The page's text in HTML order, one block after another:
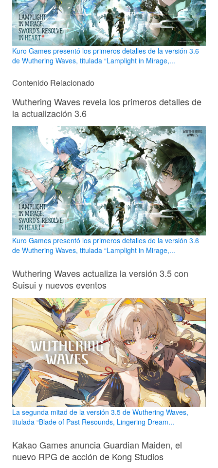
Kuro Games presentó los primeros detalles de la versión 3.6
de Wuthering Waves, titulada “Lamplight in Mirage,...
Contenido Relacionado
Wuthering Waves revela los primeros detalles de
la actualización 3.6
Kuro Games presentó los primeros detalles de la versión 3.6
de Wuthering Waves, titulada “Lamplight in Mirage,...
Wuthering Waves actualiza la versión 3.5 con
Suisui y nuevos eventos
La segunda mitad de la versión 3.5 de Wuthering Waves,
titulada “Blade of Past Resounds, Lingering Dream...
Kakao Games anuncia Guardian Maiden, el
nuevo RPG de acción de Kong Studios